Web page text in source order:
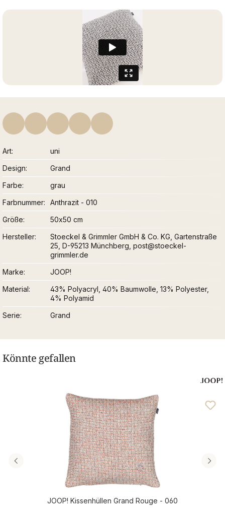
Art
uni
Design
Grand
Farbe
grau
Farbnummer
Anthrazit - 010
Größe
50x50 cm
Hersteller
Stoeckel & Grimmler GmbH & Co. KG, Gartenstraße
25, D-95213 Münchberg, post@stoeckel-
grimmler.de
Marke
JOOP!
Material
43% Polyacryl, 40% Baumwolle, 13% Polyester,
4% Polyamid
Serie
Grand
Könnte gefallen
JOOP! Kissenhüllen Grand Rouge - 060